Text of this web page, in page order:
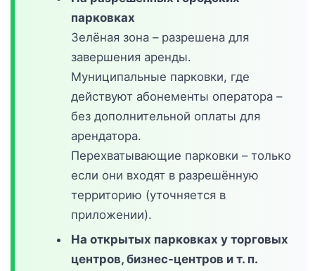
парковках
Зелёная зона – разрешена для
завершения аренды.
Муниципальные парковки, где
действуют абонементы оператора –
без дополнительной оплаты для
арендатора.
Перехватывающие парковки – только
если они входят в разрешённую
территорию (уточняется в
приложении).
На открытых парковках у торговых
центров, бизнес-центров и т. п.